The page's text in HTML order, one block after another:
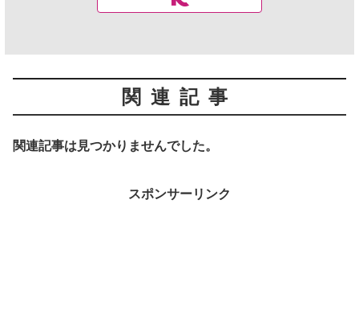
関連記事
関連記事は見つかりませんでした。
スポンサーリンク